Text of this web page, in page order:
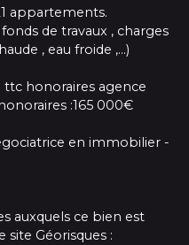
appartements.
de travaux , charges
, eau froide ,...)
ttc honoraires agence
:165 000€
en immobilier -
auxquels ce bien est
Géorisques :